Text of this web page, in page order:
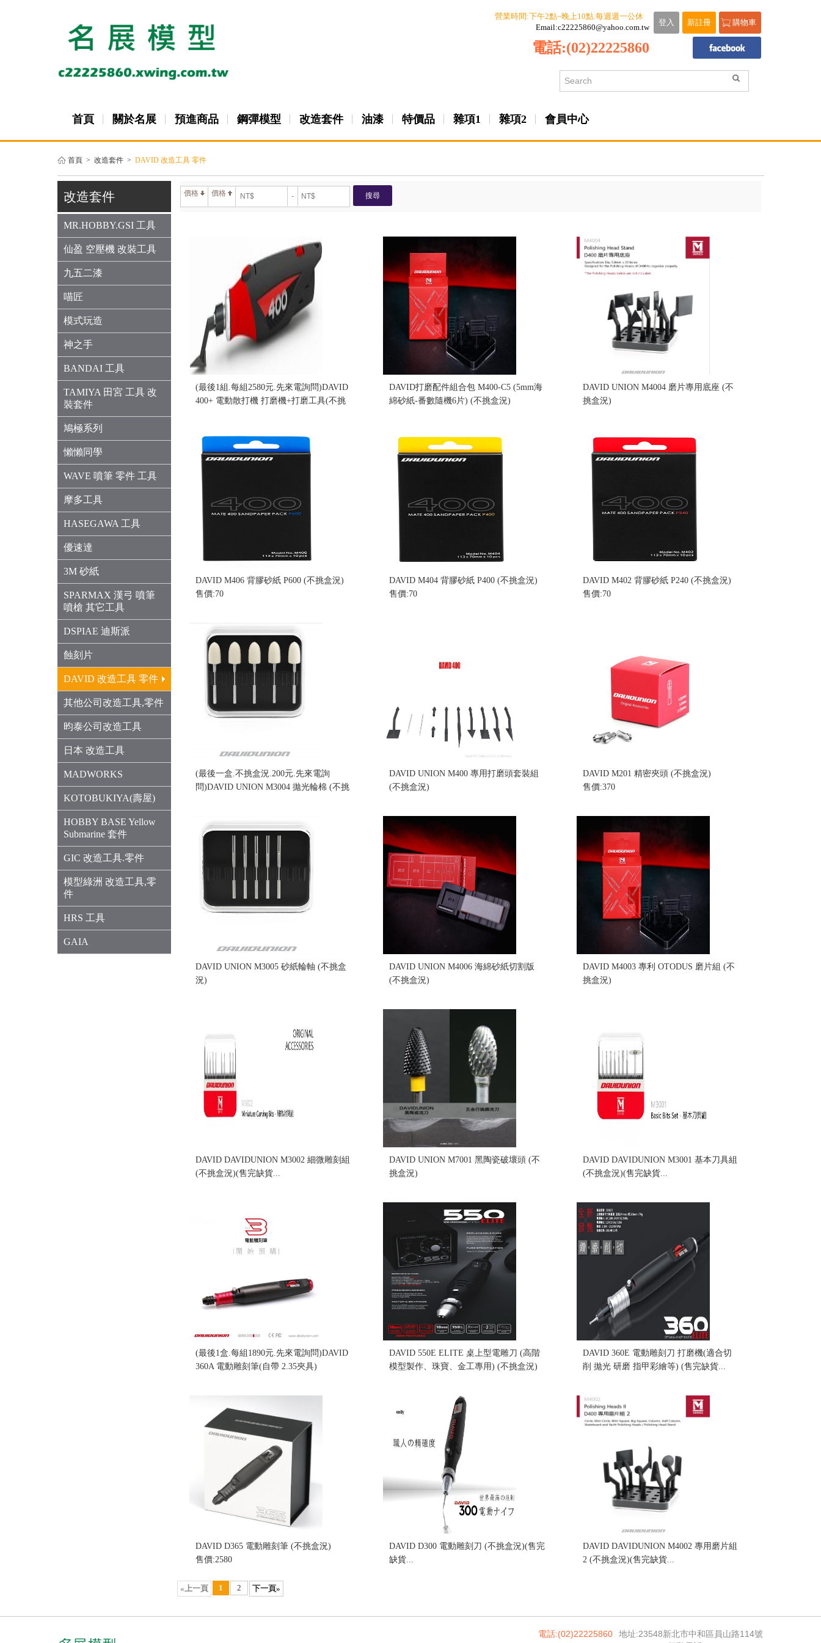
購物車
新註冊
登入
營業時間:下午2點~晚上10點.每週週一公休
Email:c22225860@yahoo.com.tw
電話:(02)22225860
首頁 關於名展 預進商品 鋼彈模型 改造套件 油漆 特價品 雜項1 雜項2 會員中心
首頁 > 改造套件 > DAVID 改造工具 零件
改造套件
MR.HOBBY.GSI 工具
仙盈 空壓機 改裝工具
九五二漆
喵匠
模式玩造
神之手
BANDAI 工具
TAMIYA 田宮 工具 改
裝套件
鳩極系列
懶懶同學
WAVE 噴筆 零件 工具
摩多工具
HASEGAWA 工具
優速達
3M 砂紙
SPARMAX 漢弓 噴筆
噴槍 其它工具
DSPIAE 迪斯派
蝕刻片
DAVID 改造工具 零件
其他公司改造工具,零件
昀泰公司改造工具
日本 改造工具
MADWORKS
KOTOBUKIYA(壽屋)
HOBBY BASE Yellow
Submarine 套件
GIC 改造工具.零件
模型綠洲 改造工具,零
件
HRS 工具
GAIA
價格 價格 - 搜尋
(最後1組.每組2580元.先來電詢問)DAVID
400+ 電動散打機 打磨機+打磨工具(不挑
DAVID打磨配件組合包 M400-C5 (5mm海
綿砂紙-番數隨機6片) (不挑盒況)
DAVID UNION M4004 磨片專用底座 (不
挑盒況)
DAVID M406 背膠砂紙 P600 (不挑盒況)
售價:70
DAVID M404 背膠砂紙 P400 (不挑盒況)
售價:70
DAVID M402 背膠砂紙 P240 (不挑盒況)
售價:70
(最後一盒.不挑盒況.200元.先來電詢
問)DAVID UNION M3004 拋光輪棉 (不挑
DAVID UNION M400 專用打磨頭套裝組
(不挑盒況)
DAVID M201 精密夾頭 (不挑盒況)
售價:370
DAVID UNION M3005 砂紙輪軸 (不挑盒
況)
DAVID UNION M4006 海綿砂紙切割版
(不挑盒況)
DAVID M4003 專利 OTODUS 磨片組 (不
挑盒況)
DAVID DAVIDUNION M3002 細微雕刻組
(不挑盒況)(售完缺貨...
DAVID UNION M7001 黑陶瓷破壞頭 (不
挑盒況)
DAVID DAVIDUNION M3001 基本刀具組
(不挑盒況)(售完缺貨...
(最後1盒.每組1890元.先來電詢問)DAVID
360A 電動雕刻筆(自帶 2.35夾具)
DAVID 550E ELITE 桌上型電雕刀 (高階
模型製作、珠寶、金工專用) (不挑盒況)
DAVID 360E 電動雕刻刀 打磨機(適合切
削 拋光 研磨 指甲彩繪等) (售完缺貨...
DAVID D365 電動雕刻筆 (不挑盒況)
售價:2580
DAVID D300 電動雕刻刀 (不挑盒況)(售完
缺貨...
DAVID DAVIDUNION M4002 專用磨片組
2 (不挑盒況)(售完缺貨...
«上一頁
1 2 下一頁»
地址:23548新北市中和區員山路114號
電話:(02)22225860